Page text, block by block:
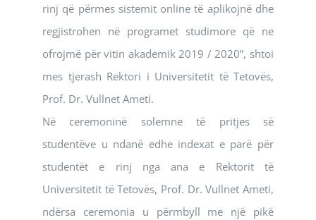
rinj që përmes sistemit online të aplikojnë dhe
regjistrohen në programet studimore që ne
ofrojmë për vitin akademik 2019 / 2020”, shtoi
mes tjerash Rektori i Universitetit të Tetovës,
Prof. Dr. Vullnet Ameti.
Në ceremoninë solemne të pritjes së
studentëve u ndanë edhe indexat e parë për
studentët e rinj nga ana e Rektorit të
Universitetit të Tetovës, Prof. Dr. Vullnet Ameti,
ndërsa ceremonia u përmbyll me një pikë